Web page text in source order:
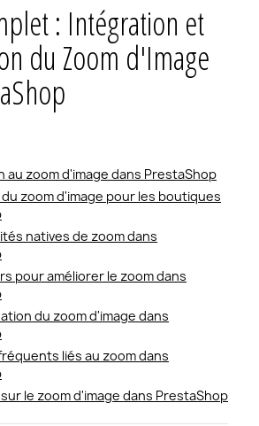
: Intégration et
du Zoom d'Image
au zoom d'image dans PrestaShop
zoom d'image pour les boutiques
natives de zoom dans
pour améliorer le zoom dans
du zoom d'image dans
liés au zoom dans
le zoom d'image dans PrestaShop